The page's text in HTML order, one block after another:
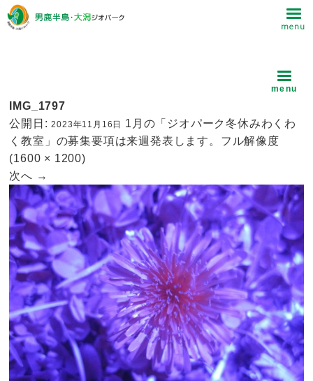
IMG_1797
公開日:2023年11月16日
1月の「ジオパーク冬休みわくわ
く教室」の募集要項は来週発表します。 フル解像度
(1600 × 1200)
次へ →